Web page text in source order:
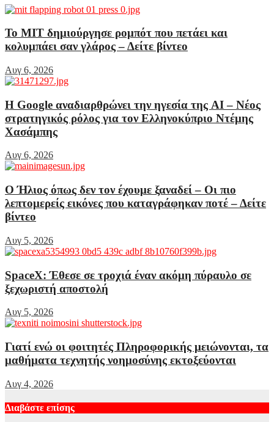
Το MIT δημιούργησε ρομπότ που πετάει και
κολυμπάει σαν γλάρος – Δείτε βίντεο
Αυγ 6, 2026
Η Google αναδιαρθρώνει την ηγεσία της AI – Νέος
στρατηγικός ρόλος για τον Ελληνοκύπριο Ντέμης
Χασάμπης
Αυγ 6, 2026
Ο Ήλιος όπως δεν τον έχουμε ξαναδεί – Οι πιο
λεπτομερείς εικόνες που καταγράφηκαν ποτέ – Δείτε
βίντεο
Αυγ 5, 2026
SpaceX: Έθεσε σε τροχιά έναν ακόμη πύραυλο σε
ξεχωριστή αποστολή
Αυγ 5, 2026
Γιατί ενώ οι φοιτητές Πληροφορικής μειώνονται, τα
μαθήματα τεχνητής νοημοσύνης εκτοξεύονται
Αυγ 4, 2026
Διαβάστε επίσης